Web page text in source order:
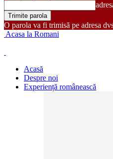
O parola va fi trimisă pe adresa
Acasa la Romani
Acasă
Despre noi
Experiență românească